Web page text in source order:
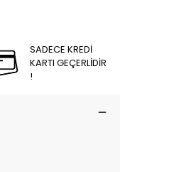
SADECE KREDİ
KARTI GEÇERLİDİR
!